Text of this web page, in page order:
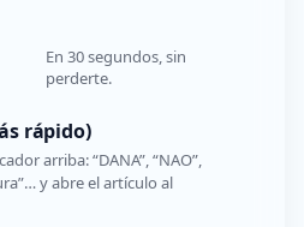
En 30 segundos, sin
perderte.
rápido)
arriba: “DANA”, “NAO”,
y abre el artículo al